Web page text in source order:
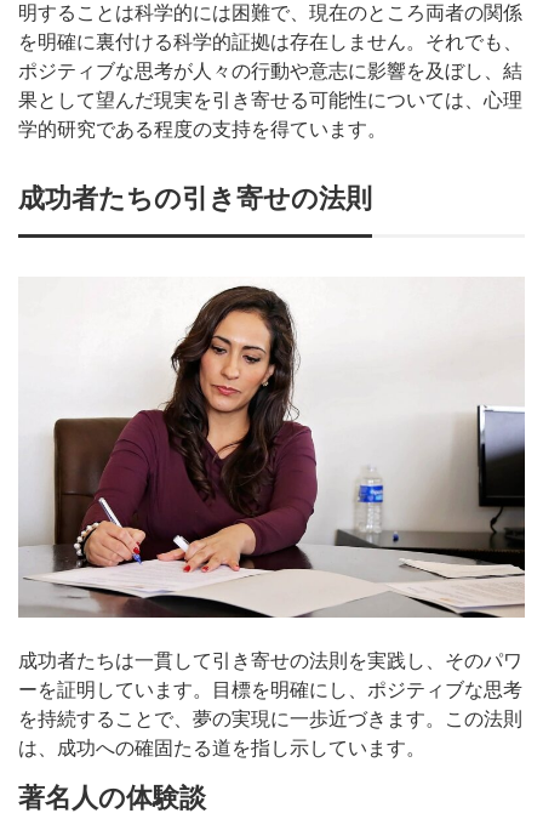
明することは科学的には困難で、現在のところ両者の関係
を明確に裏付ける科学的証拠は存在しません。それでも、
ポジティブな思考が人々の行動や意志に影響を及ぼし、結
果として望んだ現実を引き寄せる可能性については、心理
学的研究である程度の支持を得ています。
成功者たちの引き寄せの法則
成功者たちは一貫して引き寄せの法則を実践し、そのパワ
ーを証明しています。目標を明確にし、ポジティブな思考
を持続することで、夢の実現に一歩近づきます。この法則
は、成功への確固たる道を指し示しています。
著名人の体験談